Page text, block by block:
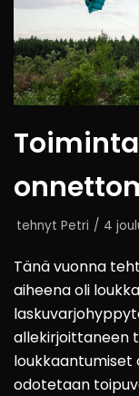
Toiminta
tehnyt Petri 4
Tänä vuonna
aiheena oli
allekirjoittaneen
loukkaantumiset
odotetaan